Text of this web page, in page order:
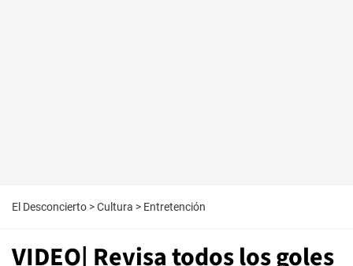
El Desconcierto >Cultura > Entretención
VIDEO| Revisa todos los goles